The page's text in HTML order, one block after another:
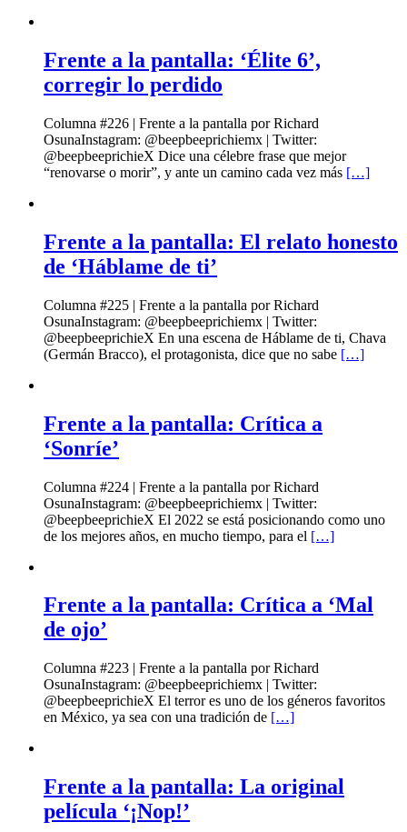
Frente a la pantalla: ‘Élite 6’,
corregir lo perdido
Columna #226 | Frente a la pantalla por Richard
OsunaInstagram: @beepbeeprichiemx | Twitter:
@beepbeeprichieX Dice una célebre frase que mejor
“renovarse o morir”, y ante un camino cada vez más […]
Frente a la pantalla: El relato honesto
de ‘Háblame de ti’
Columna #225 | Frente a la pantalla por Richard
OsunaInstagram: @beepbeeprichiemx | Twitter:
@beepbeeprichieX En una escena de Háblame de ti, Chava
(Germán Bracco), el protagonista, dice que no sabe […]
Frente a la pantalla: Crítica a
‘Sonríe’
Columna #224 | Frente a la pantalla por Richard
OsunaInstagram: @beepbeeprichiemx | Twitter:
@beepbeeprichieX El 2022 se está posicionando como uno
de los mejores años, en mucho tiempo, para el […]
Frente a la pantalla: Crítica a ‘Mal
de ojo’
Columna #223 | Frente a la pantalla por Richard
OsunaInstagram: @beepbeeprichiemx | Twitter:
@beepbeeprichieX El terror es uno de los géneros favoritos
en México, ya sea con una tradición de […]
Frente a la pantalla: La original
película ‘¡Nop!’